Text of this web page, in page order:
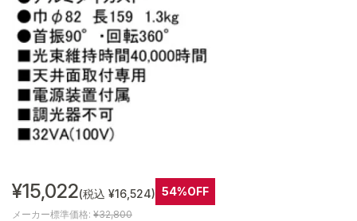
¥15,022(税込 ¥16,524) 54%OFF
メーカー標準価格: ¥32,800